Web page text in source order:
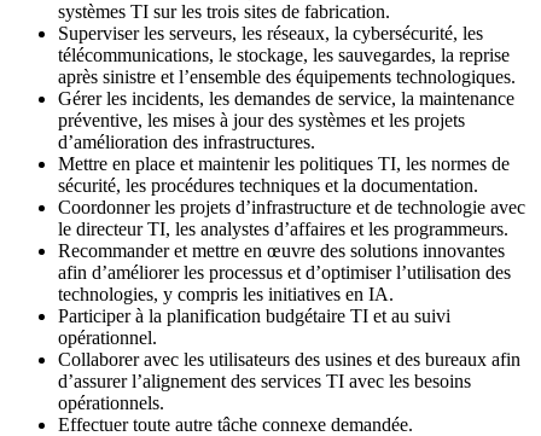
systèmes TI sur les trois sites de fabrication.
Superviser les serveurs, les réseaux, la cybersécurité, les
télécommunications, le stockage, les sauvegardes, la reprise
après sinistre et l’ensemble des équipements technologiques.
Gérer les incidents, les demandes de service, la maintenance
préventive, les mises à jour des systèmes et les projets
d’amélioration des infrastructures.
Mettre en place et maintenir les politiques TI, les normes de
sécurité, les procédures techniques et la documentation.
Coordonner les projets d’infrastructure et de technologie avec
le directeur TI, les analystes d’affaires et les programmeurs.
Recommander et mettre en œuvre des solutions innovantes
afin d’améliorer les processus et d’optimiser l’utilisation des
technologies, y compris les initiatives en IA.
Participer à la planification budgétaire TI et au suivi
opérationnel.
Collaborer avec les utilisateurs des usines et des bureaux afin
d’assurer l’alignement des services TI avec les besoins
opérationnels.
Effectuer toute autre tâche connexe demandée.